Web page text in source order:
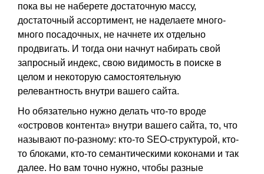
пока вы не наберете достаточную массу,
достаточный ассортимент, не наделаете много-
много посадочных, не начнете их отдельно
продвигать. И тогда они начнут набирать свой
запросный индекс, свою видимость в поиске в
целом и некоторую самостоятельную
релевантность внутри вашего сайта.
Но обязательно нужно делать что-то вроде
«островов контента» внутри вашего сайта, то, что
называют по-разному: кто-то SEO-структурой, кто-
то блоками, кто-то семантическими коконами и так
далее. Но вам точно нужно, чтобы разные